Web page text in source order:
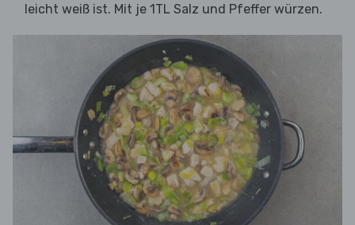
leicht weiß ist. Mit je 1TL Salz und Pfeffer würzen.